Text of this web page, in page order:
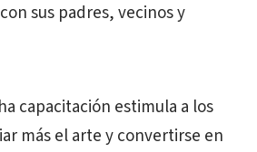
sus padres, vecinos y
capacitación estimula a los
más el arte y convertirse en